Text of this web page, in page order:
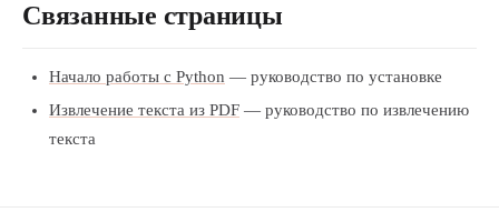
Связанные страницы
Начало работы с Python — руководство по установке
Извлечение текста из PDF — руководство по извлечению
текста